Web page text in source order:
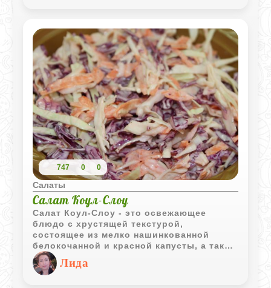
747 0 0
Салаты
Салат Коул-Слоу
Салат Коул-Слоу - это освежающее
блюдо с хрустящей текстурой,
состоящее из мелко нашинкованной
белокочанной и красной капусты, а также
моркови. Заправляется он майонезом
или уксусной заправкой. Коул-Слоу
часто подают в качестве гарнира к
Лида